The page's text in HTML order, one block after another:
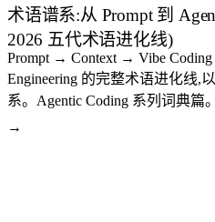
术语谱系:从 Prompt 到
2026 五代术语进化线)
Prompt → Context → Vibe
Engineering 的完整术语进化线,
系。Agentic Coding 系列词典篇。
→